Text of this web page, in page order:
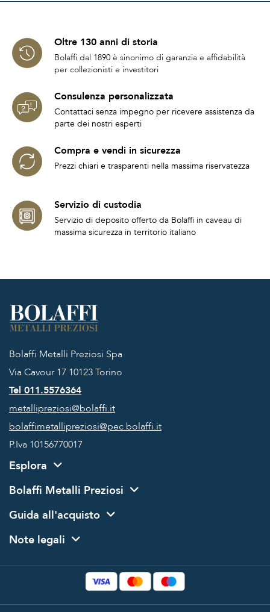
Oltre 130 anni di storia
Bolaffi dal 1890 è sinonimo di garanzia e affidabilità
per collezionisti e investitori
Consulenza personalizzata
Contattaci senza impegno per ricevere assistenza da
parte dei nostri esperti
Compra e vendi in sicurezza
Prezzi chiari e trasparenti nella massima riservatezza
Servizio di custodia
Servizio di deposito offerto da Bolaffi in caveau di
massima sicurezza in territorio italiano
Bolaffi Metalli Preziosi Spa
Via Cavour 17 10123 Torino
Tel 011.5576364
metallipreziosi@bolaffi.it
bolaffimetallipreziosi@pec.bolaffi.it
P.Iva 10156770017
Esplora
Bolaffi Metalli Preziosi
Guida all'acquisto
Note legali